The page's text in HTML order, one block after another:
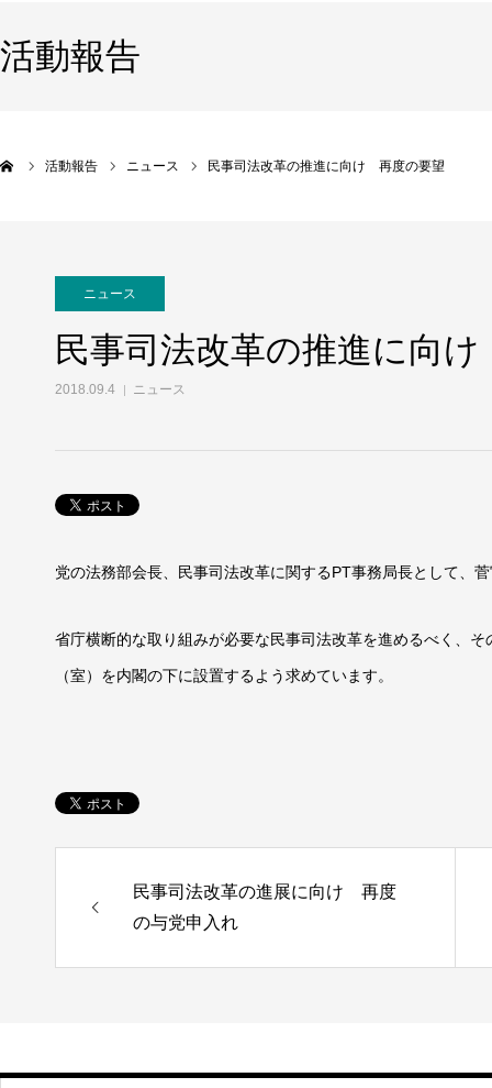
活動報告
活動報告 ニュース 民事司法改革の推進に向け 再度の要望
ニュース
民事司法改革の推進に向
2018.09.4 ニュース
党の法務部会長、民事司法改革に関するPT事務局長として、
省庁横断的な取り組みが必要な民事司法改革を進めるべく、
（室）を内閣の下に設置するよう求めています。
民事司法改革の進展に向け 再度
の与党申入れ